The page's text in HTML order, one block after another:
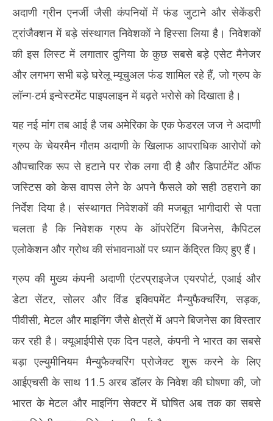
अदाणी ग्रीन एनर्जी जैसी कंपनियों में फंड जुटाने और सेकेंडरी
ट्रांजैक्शन में बड़े संस्थागत निवेशकों ने हिस्सा लिया है। निवेशकों
की इस लिस्ट में लगातार दुनिया के कुछ सबसे बड़े एसेट मैनेजर
और लगभग सभी बड़े घरेलू म्यूचुअल फंड शामिल रहे हैं, जो ग्रुप के
लॉन्ग-टर्म इन्वेस्टमेंट पाइपलाइन में बढ़ते भरोसे को दिखाता है।
यह नई मांग तब आई है जब अमेरिका के एक फेडरल जज ने अदाणी
ग्रुप के चेयरमैन गौतम अदाणी के खिलाफ आपराधिक आरोपों को
औपचारिक रूप से हटाने पर रोक लगा दी है और डिपार्टमेंट ऑफ
जस्टिस को केस वापस लेने के अपने फैसले को सही ठहराने का
निर्देश दिया है। संस्थागत निवेशकों की मजबूत भागीदारी से पता
चलता है कि निवेशक ग्रुप के ऑपरेटिंग बिजनेस, कैपिटल
एलोकेशन और ग्रोथ की संभावनाओं पर ध्यान केंद्रित किए हुए हैं।
ग्रुप की मुख्य कंपनी अदाणी एंटरप्राइजेज एयरपोर्ट, एआई और
डेटा सेंटर, सोलर और विंड इक्विपमेंट मैन्युफैक्चरिंग, सड़क,
पीवीसी, मेटल और माइनिंग जैसे क्षेत्रों में अपने बिजनेस का विस्तार
कर रही है। क्यूआईपीसे एक दिन पहले, कंपनी ने भारत का सबसे
बड़ा एल्युमीनियम मैन्युफैक्चरिंग प्रोजेक्ट शुरू करने के लिए
आईएचसी के साथ 11.5 अरब डॉलर के निवेश की घोषणा की, जो
भारत के मेटल और माइनिंग सेक्टर में घोषित अब तक का सबसे